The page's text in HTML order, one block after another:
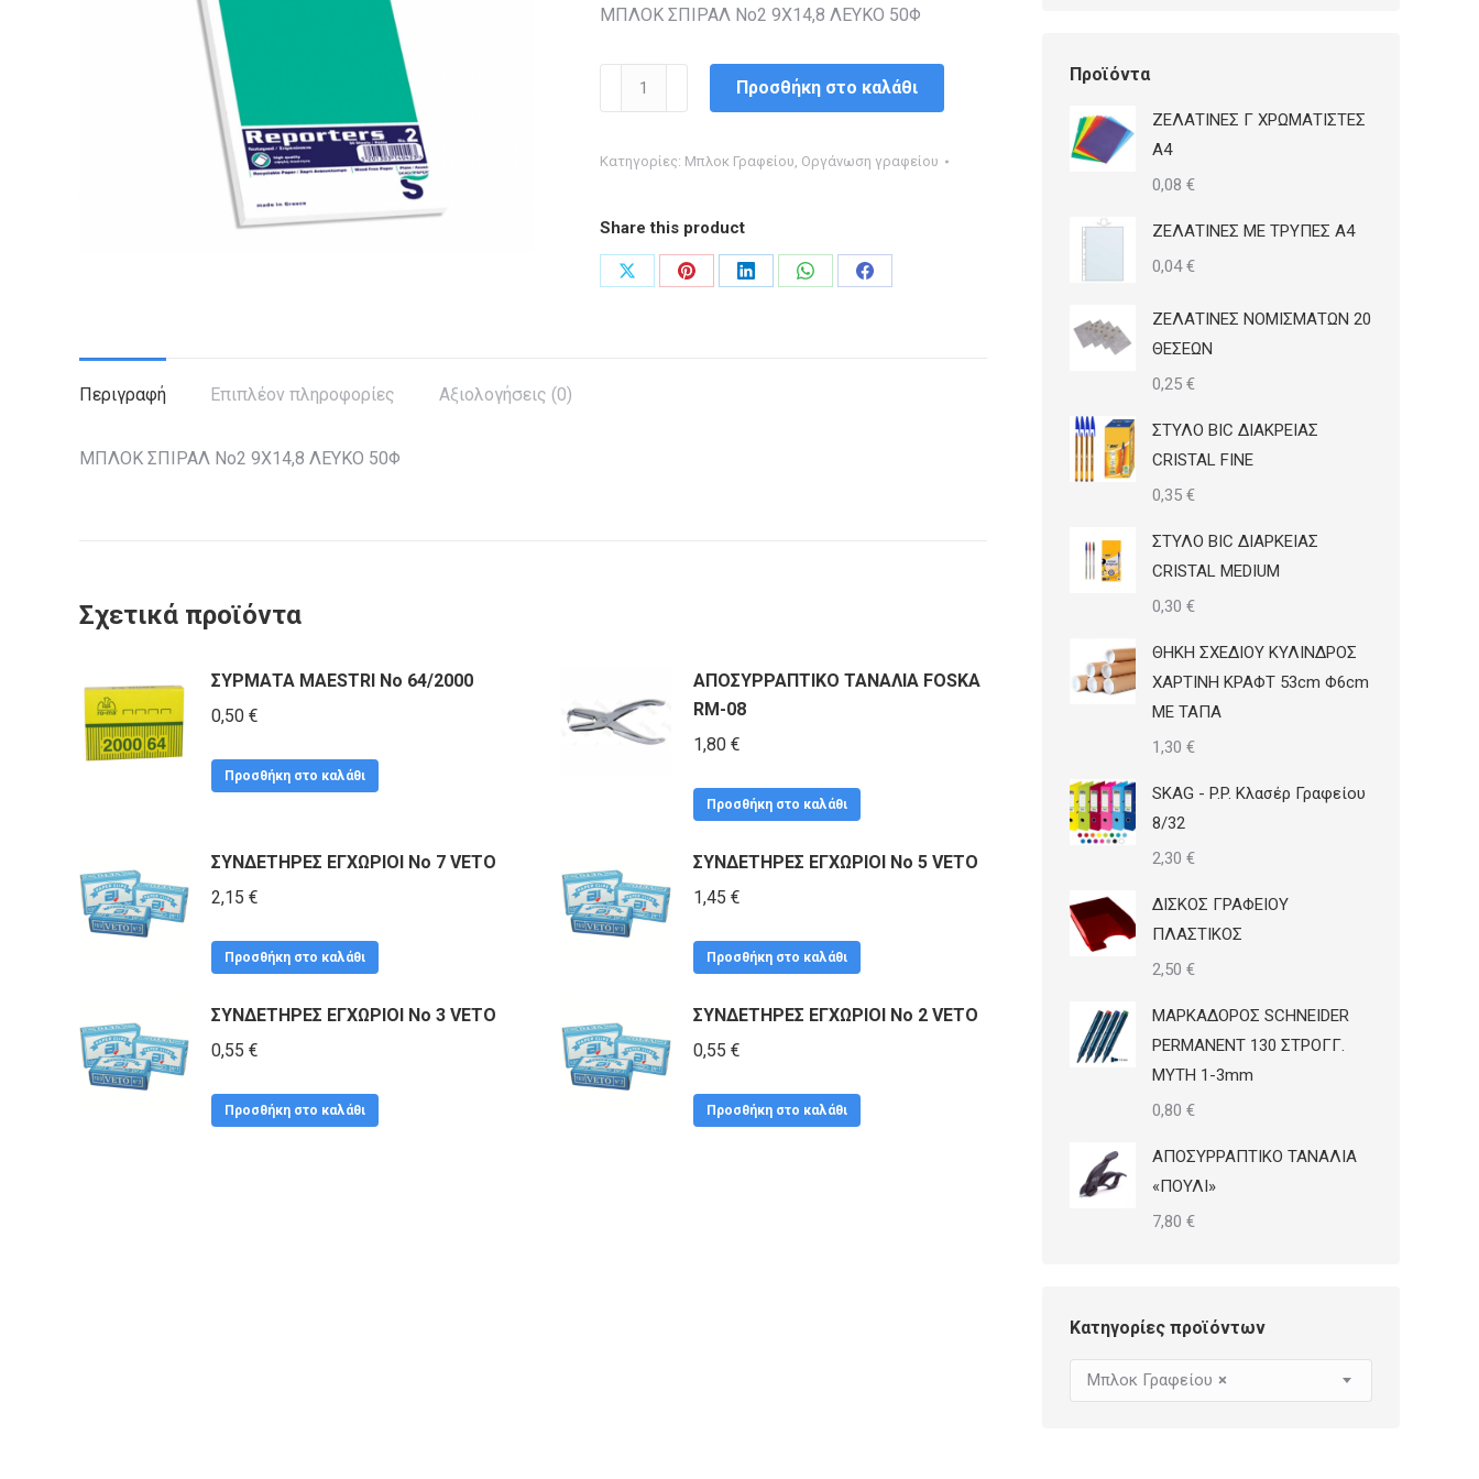
ΜΠΛΟΚ ΣΠΙΡΑΛ Νο2 9Χ14,8 ΛΕΥΚΟ 50Φ
ΜΠΛΟΚ
ΣΠΙΡΑΛ
9Χ14,8
50Φ
ποσότητα
Προσθήκη στο καλάθι
Κατηγορίες: Μπλοκ Γραφείου, Οργάνωση γραφείου
Share this product
Share
Share
Share
Share
Share
Περιγραφή Επιπλέον πληροφορίες Αξιολογήσεις (0)
ΜΠΛΟΚ ΣΠΙΡΑΛ Νο2 9Χ14,8 ΛΕΥΚΟ 50Φ
Σχετικά προϊόντα
ΣΥΡΜΑΤΑ MAESTRI No 64/2000
0,50 €
Προσθήκη στο καλάθι
ΑΠΟΣΥΡΡΑΠΤΙΚΟ ΤΑΝΑΛΙΑ FOSKA
RM-08
1,80 €
Προσθήκη στο καλάθι
ΣΥΝΔΕΤΗΡΕΣ ΕΓΧΩΡΙΟΙ No 7 VETO
2,15 €
Προσθήκη στο καλάθι
ΣΥΝΔΕΤΗΡΕΣ ΕΓΧΩΡΙΟΙ No 5 VETO
1,45 €
Προσθήκη στο καλάθι
ΣΥΝΔΕΤΗΡΕΣ ΕΓΧΩΡΙΟΙ No 3 VETO
0,55 €
Προσθήκη στο καλάθι
ΣΥΝΔΕΤΗΡΕΣ ΕΓΧΩΡΙΟΙ No 2 VETO
0,55 €
Προσθήκη στο καλάθι
Προϊόντα
ΖΕΛΑΤΙΝΕΣ Γ ΧΡΩΜΑΤΙΣΤΕΣ
Α4
0,08 €
ΖΕΛΑΤΙΝΕΣ ΜΕ ΤΡΥΠΕΣ Α4
0,04€
ΖΕΛΑΤΙΝΕΣ ΝΟΜΙΣΜΑΤΩΝ 20
ΘΕΣΕΩΝ
0,25 €
ΣΤΥΛΟ BIC ΔΙΑΚΡΕΙΑΣ
CRISTAL FINE
0,35 €
ΣΤΥΛΟ BIC ΔΙΑΡΚΕΙΑΣ
CRISTAL MEDIUM
0,30 €
ΘΗΚΗ ΣΧΕΔΙΟΥ ΚΥΛΙΝΔΡΟΣ
ΧΑΡΤΙΝΗ ΚΡΑΦΤ 53cm Φ6cm
ΜΕ ΤΑΠΑ
1,30 €
SKAG - P.P. Κλασέρ Γραφείου
8/32
2,30 €
ΔΙΣΚΟΣ ΓΡΑΦΕΙΟΥ
ΠΛΑΣΤΙΚΟΣ
2,50 €
ΜΑΡΚΑΔΟΡΟΣ SCHNEIDER
PERMANENT 130 ΣΤΡΟΓΓ.
ΜΥΤΗ 1-3mm
0,80 €
ΑΠΟΣΥΡΡΑΠΤΙΚΟ ΤΑΝΑΛΙΑ
«ΠΟΥΛΙ»
7,80 €
Κατηγορίες προϊόντων
×
Μπλοκ Γραφείου